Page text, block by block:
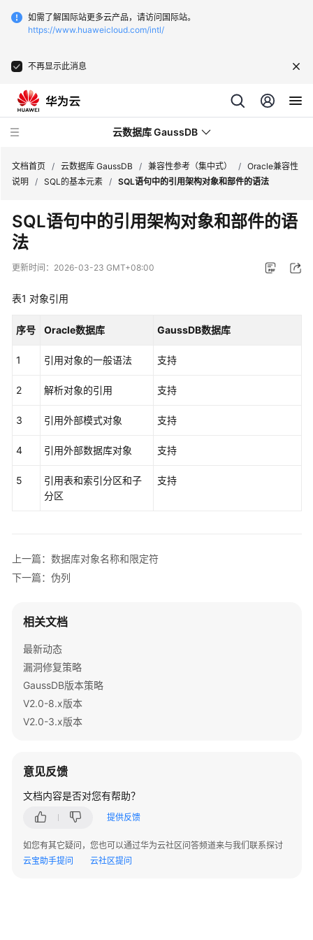
如需了解国际站更多云产品，请访问国际站。
https://www.huaweicloud.com/intl/
不再显示此消息
云数据库 GaussDB
新
动
务
告
入
户
南
开
指
南
佳
实
践
能
白
文档首页 / 云数据库 GaussDB / 兼容性参考（集中式） / Oracle兼容性
说明
/ SQL的基本元素 / SQL语句中的引用架构对象和部件的语法
SQL语句中的引用架构对象和部件的语
法
更新时间： 2026-03-23 GMT+08:00
表1 对象引用
序号 Oracle数据库 GaussDB数据库
1 引用对象的一般语法 支持
2 解析对象的引用 支持
3 引用外部模式对象 支持
4 引用外部数据库对象 支持
5
引用表和索引分区和子
分区
支持
上一篇：数据库对象名称和限定符
下一篇：伪列
相关文档
最新动态
漏洞修复策略
GaussDB版本策略
V2.0-8.x版本
V2.0-3.x版本
意见反馈
文档内容是否对您有帮助？
提供反馈
如您有其它疑问，您也可以通过华为云社区问答频道来与我们联系探讨
云宝助手提问
云社区提问